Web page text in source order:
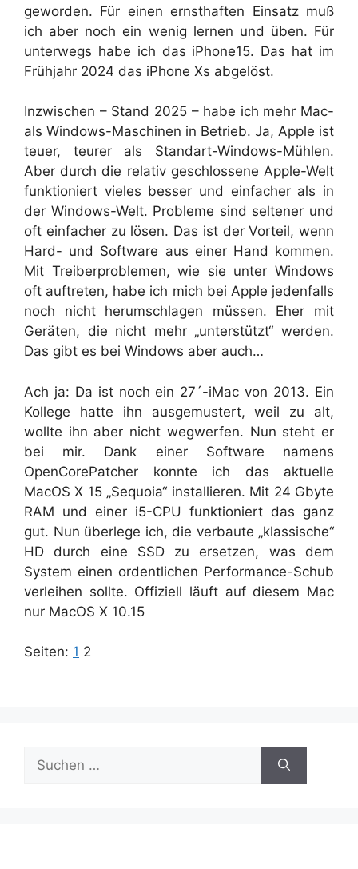
geworden. Für einen ernsthaften Einsatz muß
ich aber noch ein wenig lernen und üben. Für
unterwegs habe ich das iPhone15. Das hat im
Frühjahr 2024 das iPhone Xs abgelöst.
Inzwischen – Stand 2025 – habe ich mehr Mac-
als Windows-Maschinen in Betrieb. Ja, Apple ist
teuer, teurer als Standart-Windows-Mühlen.
Aber durch die relativ geschlossene Apple-Welt
funktioniert vieles besser und einfacher als in
der Windows-Welt. Probleme sind seltener und
oft einfacher zu lösen. Das ist der Vorteil, wenn
Hard- und Software aus einer Hand kommen.
Mit Treiberproblemen, wie sie unter Windows
oft auftreten, habe ich mich bei Apple jedenfalls
noch nicht herumschlagen müssen. Eher mit
Geräten, die nicht mehr „unterstützt“ werden.
Das gibt es bei Windows aber auch…
Ach ja: Da ist noch ein 27´-iMac von 2013. Ein
Kollege hatte ihn ausgemustert, weil zu alt,
wollte ihn aber nicht wegwerfen. Nun steht er
bei mir. Dank einer Software namens
OpenCorePatcher konnte ich das aktuelle
MacOS X 15 „Sequoia“ installieren. Mit 24 Gbyte
RAM und einer i5-CPU funktioniert das ganz
gut. Nun überlege ich, die verbaute „klassische“
HD durch eine SSD zu ersetzen, was dem
System einen ordentlichen Performance-Schub
verleihen sollte. Offiziell läuft auf diesem Mac
nur MacOS X 10.15
Seiten: 1 2
nach: